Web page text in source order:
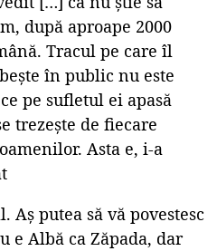
după aproape 2000
Tracul pe care îl
în public nu este
pe sufletul ei apasă
trezește de fiecare
Asta e, i-a
putea să vă povestesc
e Albă ca Zăpada, dar